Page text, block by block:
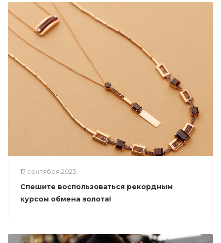
17 сентября 2025
Спешите воспользоваться рекордным
курсом обмена золота!